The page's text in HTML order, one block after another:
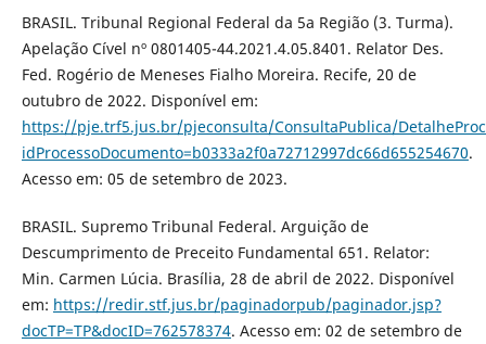
BRASIL. Tribunal Regional Federal da 5a Região (3. Turma).
Apelação Cível nº 0801405-44.2021.4.05.8401. Relator Des.
Fed. Rogério de Meneses Fialho Moreira. Recife, 20 de
outubro de 2022. Disponível em:
https://pje.trf5.jus.br/pjeconsulta/ConsultaPublica/
idProcessoDocumento=b0333a2f0a72712997dc66d655254670.
Acesso em: 05 de setembro de 2023.
BRASIL. Supremo Tribunal Federal. Arguição de
Descumprimento de Preceito Fundamental 651. Relator:
Min. Carmen Lúcia. Brasília, 28 de abril de 2022. Disponível
em: https://redir.stf.jus.br/paginadorpub/paginador.jsp?
docTP=TP&docID=762578374. Acesso em: 02 de setembro de